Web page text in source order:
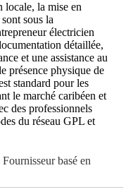
locale, la mise en
sous la
électricien
détaillée,
et une assistance au
présence physique de
standard pour les
le marché caribéen et
des professionnels
du réseau GPL et
basé en